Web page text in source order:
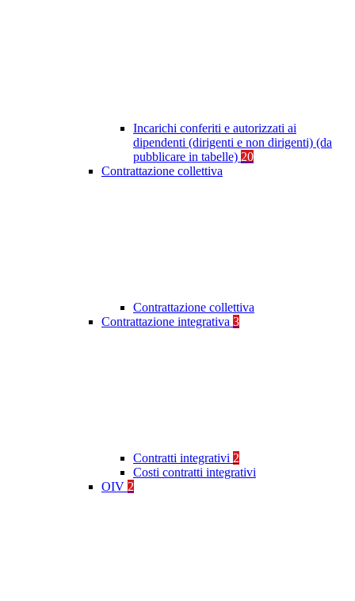
Incarichi conferiti e autorizzati ai
dipendenti (dirigenti e non dirigenti) (da
pubblicare in tabelle) 20
Contrattazione collettiva
Contrattazione collettiva
Contrattazione integrativa 3
Contratti integrativi 2
Costi contratti integrativi
OIV 2